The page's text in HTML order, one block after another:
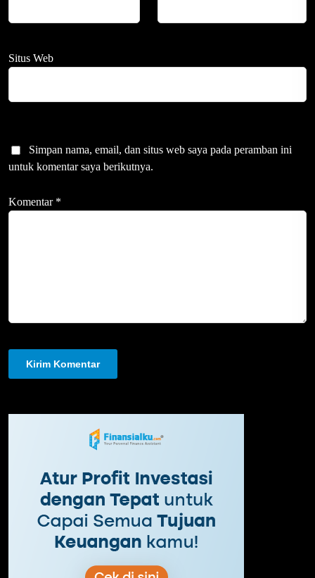
Situs Web
Simpan nama, email, dan situs web saya pada peramban ini
untuk komentar saya berikutnya.
Komentar *